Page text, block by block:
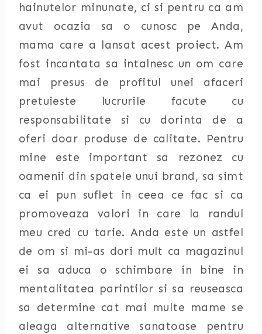
hainutelor minunate, ci si pentru ca am
avut ocazia sa o cunosc pe Anda,
mama care a lansat acest proiect. Am
fost incantata sa intalnesc un om care
mai presus de profitul unei afaceri
pretuieste lucrurile facute cu
responsabilitate si cu dorinta de a
oferi doar produse de calitate. Pentru
mine este important sa rezonez cu
oamenii din spatele unui brand, sa simt
ca ei pun suflet in ceea ce fac si ca
promoveaza valori in care la randul
meu cred cu tarie. Anda este un astfel
de om si mi-as dori mult ca magazinul
ei sa aduca o schimbare in bine in
mentalitatea parintilor si sa reuseasca
sa determine cat mai multe mame se
aleaga alternative sanatoase pentru